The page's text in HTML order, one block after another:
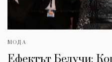
МОДА
Ефектът Белучи: